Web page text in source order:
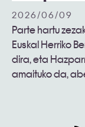
2026/06/09
Parte hartu
Euskal Herriko
dira, eta
amaituko da,